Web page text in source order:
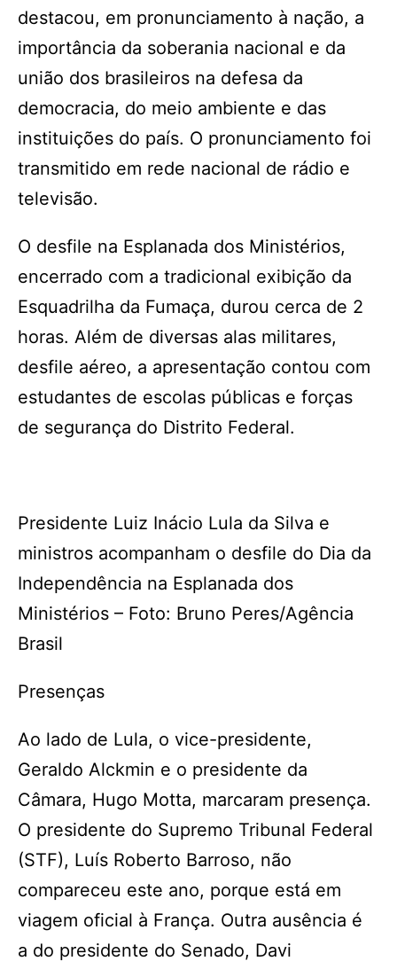
destacou, em pronunciamento à nação, a
importância da soberania nacional e da
união dos brasileiros na defesa da
democracia, do meio ambiente e das
instituições do país. O pronunciamento foi
transmitido em rede nacional de rádio e
televisão.
O desfile na Esplanada dos Ministérios,
encerrado com a tradicional exibição da
Esquadrilha da Fumaça, durou cerca de 2
horas. Além de diversas alas militares,
desfile aéreo, a apresentação contou com
estudantes de escolas públicas e forças
de segurança do Distrito Federal.
Presidente Luiz Inácio Lula da Silva e
ministros acompanham o desfile do Dia da
Independência na Esplanada dos
Ministérios – Foto: Bruno Peres/Agência
Brasil
Presenças
Ao lado de Lula, o vice-presidente,
Geraldo Alckmin e o presidente da
Câmara, Hugo Motta, marcaram presença.
O presidente do Supremo Tribunal Federal
(STF), Luís Roberto Barroso, não
compareceu este ano, porque está em
viagem oficial à França. Outra ausência é
a do presidente do Senado, Davi